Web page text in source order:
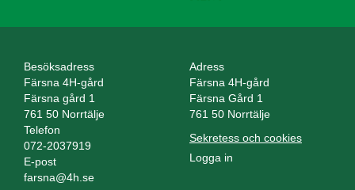
Besöksadress
Färsna 4H-gård
Färsna gård 1
761 50 Norrtälje
Adress
Färsna 4H-gård
Färsna Gård 1
761 50 Norrtälje
Telefon
072-2037919
E-post
farsna@4h.se
Sekretess och cookies
Logga in